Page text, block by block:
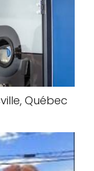
Québec